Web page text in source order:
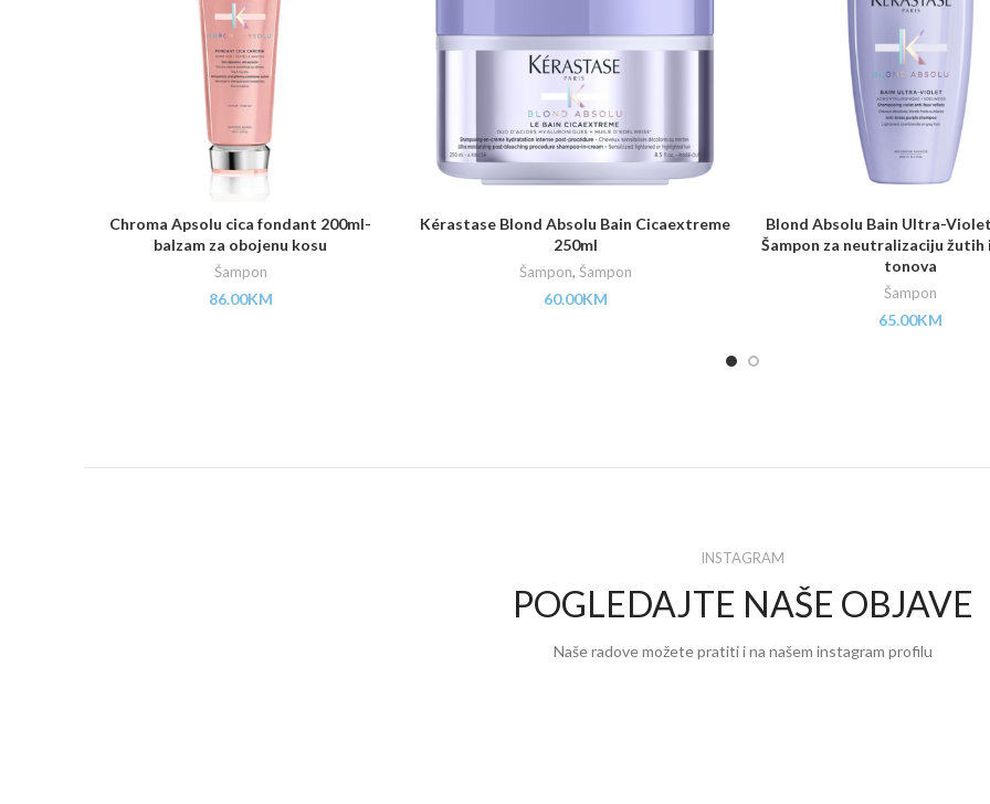
Chroma Apsolu cica fondant 200ml-
balzam za obojenu kosu
Šampon
86.00KM
Kérastase Blond Absolu Bain Cicaextreme
250ml
Šampon, Šampon
60.00KM
Blond Absolu Bain Ultra-
Šampon za neutralizaciju žutih
tonova
Šampon
65.00KM
INSTAGRAM
POGLEDAJTE NAŠE OBJAVE
Naše radove možete pratiti i na našem instagram profilu